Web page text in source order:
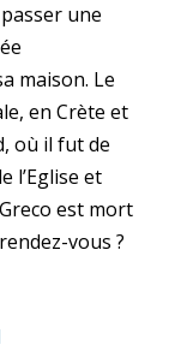
une
maison. Le
en Crète et
où il fut de
l’Eglise et
est mort
vous ?